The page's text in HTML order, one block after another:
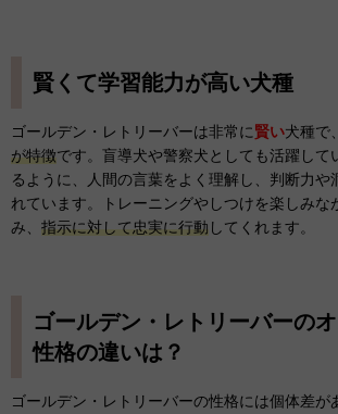
賢くて学習能力が高い犬種
ゴールデン・レトリーバーは非常に賢い犬種で、
が特徴です。盲導犬や警察犬としても活躍して
るように、人間の言葉をよく理解し、判断力や
れています。トレーニングやしつけを楽しみな
み、 指示に対して忠実に行動してくれます。
ゴールデン・レトリーバーの
性格の違いは？
ゴールデン・レトリーバーの性格には個体差が